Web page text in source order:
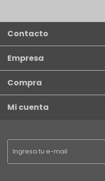
Contacto
Empresa
Compra
Mi cuenta